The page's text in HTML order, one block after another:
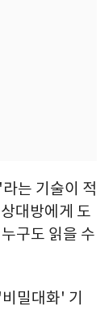
는 기술이 적
대방에게 도
구도 읽을 수
밀대화' 기